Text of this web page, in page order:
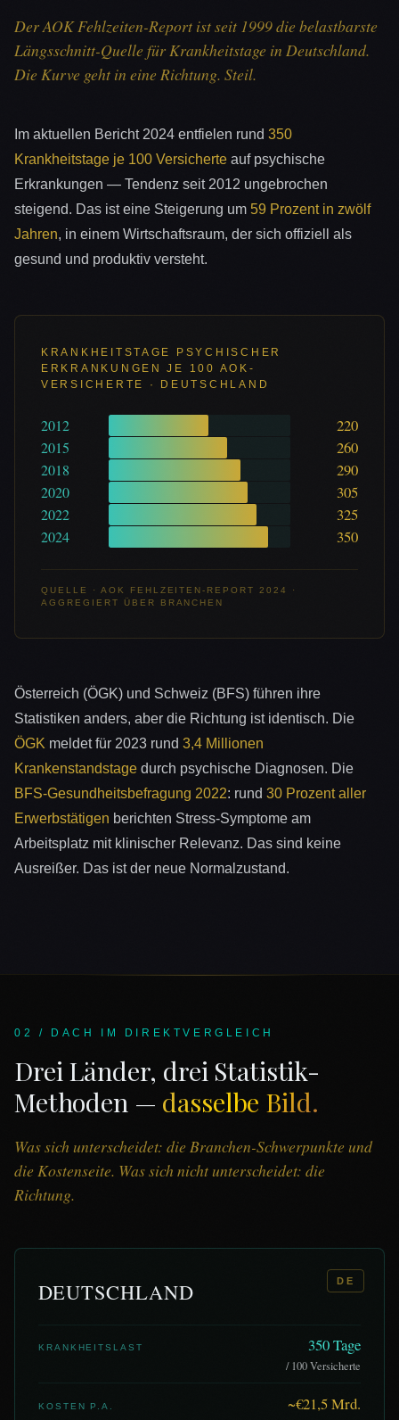
Der AOK Fehlzeiten-Report ist seit 1999 die belastbarste
Längsschnitt-Quelle für Krankheitstage in Deutschland.
Die Kurve geht in eine Richtung. Steil.
Im aktuellen Bericht 2024 entfielen rund 350
Krankheitstage je 100 Versicherte auf psychische
Erkrankungen — Tendenz seit 2012 ungebrochen
steigend. Das ist eine Steigerung um 59 Prozent in zwölf
Jahren, in einem Wirtschaftsraum, der sich offiziell als
gesund und produktiv versteht.
KRANKHEITSTAGE PSYCHISCHER
ERKRANKUNGEN JE 100 AOK-
VERSICHERTE · DEUTSCHLAND
2012 220
2015 260
2018 290
2020 305
2022 325
2024 350
QUELLE · AOK FEHLZEITEN-REPORT 2024 ·
AGGREGIERT ÜBER BRANCHEN
Österreich (ÖGK) und Schweiz (BFS) führen ihre
Statistiken anders, aber die Richtung ist identisch. Die
ÖGK meldet für 2023 rund 3,4 Millionen
Krankenstandstage durch psychische Diagnosen. Die
BFS-Gesundheitsbefragung 2022: rund 30 Prozent aller
Erwerbstätigen berichten Stress-Symptome am
Arbeitsplatz mit klinischer Relevanz. Das sind keine
Ausreißer. Das ist der neue Normalzustand.
02 / DACH IM DIREKTVERGLEICH
Drei Länder, drei Statistik-
Methoden — dasselbe Bild.
Was sich unterscheidet: die Branchen-Schwerpunkte und
die Kostenseite. Was sich nicht unterscheidet: die
Richtung.
DE
DEUTSCHLAND
KRANKHEITSLAST 350 Tage
/ 100 Versicherte
KOSTEN P.A. ~€21,5 Mrd.